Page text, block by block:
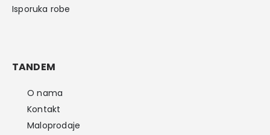
Isporuka robe
TANDEM
O nama
Kontakt
Maloprodaje